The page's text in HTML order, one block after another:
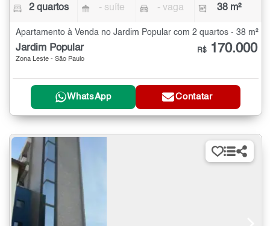
2 quartos - suíte - vaga 38 m²
Apartamento à Venda no Jardim Popular com 2 quartos - 38 m²
Jardim Popular
Zona Leste - São Paulo
R$ 170.000
WhatsApp Contatar